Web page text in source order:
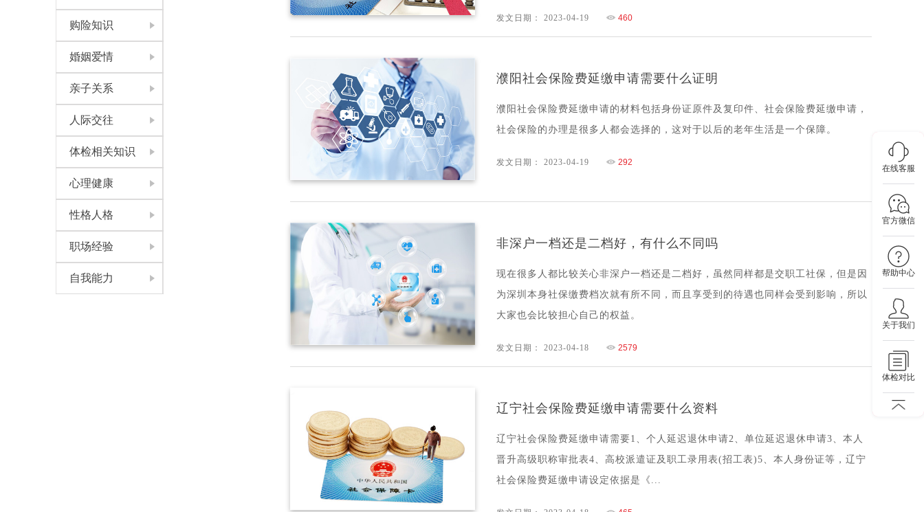
在线客服
官方微信
帮助中心
关于我们
体检对比
购险知识
婚姻爱情
亲子关系
人际交往
体检相关知识
心理健康
性格人格
职场经验
自我能力
发文日期： 2023-04-19 460
濮阳社会保险费延缴申请需要什么证明
濮阳社会保险费延缴申请的材料包括身份证原件及复印件、社会保险费延缴申请，
社会保险的办理是很多人都会选择的，这对于以后的老年生活是一个保障。
发文日期： 2023-04-19 292
非深户一档还是二档好，有什么不同吗
现在很多人都比较关心非深户一档还是二档好，虽然同样都是交职工社保，但是因
为深圳本身社保缴费档次就有所不同，而且享受到的待遇也同样会受到影响，所以
大家也会比较担心自己的权益。
发文日期： 2023-04-18 2579
辽宁社会保险费延缴申请需要什么资料
辽宁社会保险费延缴申请需要1、个人延迟退休申请2、单位延迟退休申请3、本人
晋升高级职称审批表4、高校派遣证及职工录用表(招工表)5、本人身份证等，辽宁
社会保险费延缴申请设定依据是《...